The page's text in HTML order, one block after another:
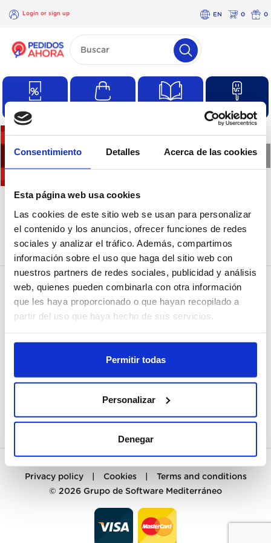
Consentimiento Detalles Acerca de las cookies
Esta página web usa cookies
Las cookies de este sitio web se usan para personalizar
el contenido y los anuncios, ofrecer funciones de redes
sociales y analizar el tráfico. Además, compartimos
información sobre el uso que haga del sitio web con
nuestros partners de redes sociales, publicidad y análisis
web, quienes pueden combinarla con otra información
que les haya proporcionado o que hayan recopilado a
partir del uso que haya hecho de sus servicios.
Permitir todas
Personalizar
Denegar
Login or sign up EN 0 0
×
Login
sign
❮ ❯
There are no products in
this category
REGISTER
CONTACT
PREGUNTAS FRECUENTES
Privacy policy Cookies
Terms and conditions
© 2026 Grupo de Software Mediterráneo